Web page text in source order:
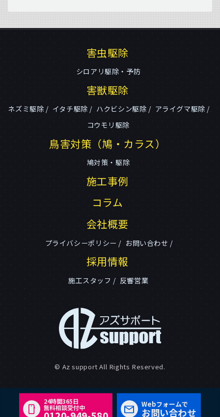
害虫駆除
シロアリ駆除・予防
害獣駆除
ネズミ駆除 イタチ駆除 ハクビシン駆除
アライグマ駆除
コウモリ駆除
鳥害対策（鳩・カラス）
鳩対策・駆除
施工事例
コラム
会社概要
プライバシーポリシー お問い合わせ
採用情報
施工スタッフ 反響営業
© Az support All Rights Reserved.
24時間365日
無料相談受付中 Webフォームで
お問い合わせ